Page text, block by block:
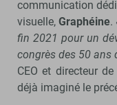
communication
visuelle, Graphéine.
fin 2021 pour un
congrès des 50 ans
CEO et directeur
déjà imaginé le